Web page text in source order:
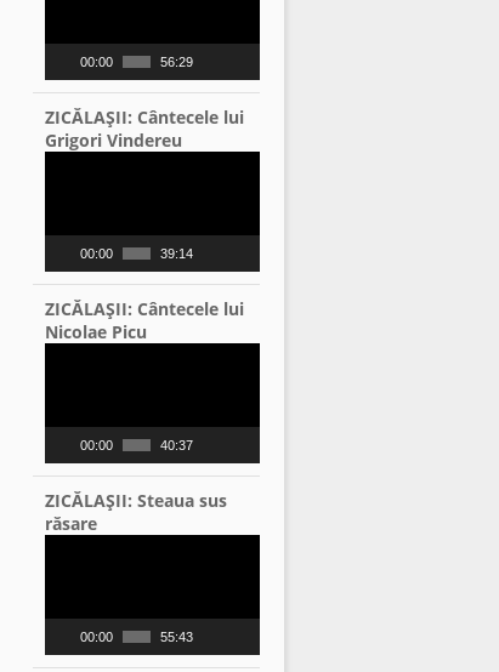
00:00 56:29
ZICĂLAŞII: Cântecele lui
Grigori Vindereu
00:00 39:14
ZICĂLAŞII: Cântecele lui
Nicolae Picu
00:00 40:37
ZICĂLAŞII: Steaua sus
răsare
00:00 55:43